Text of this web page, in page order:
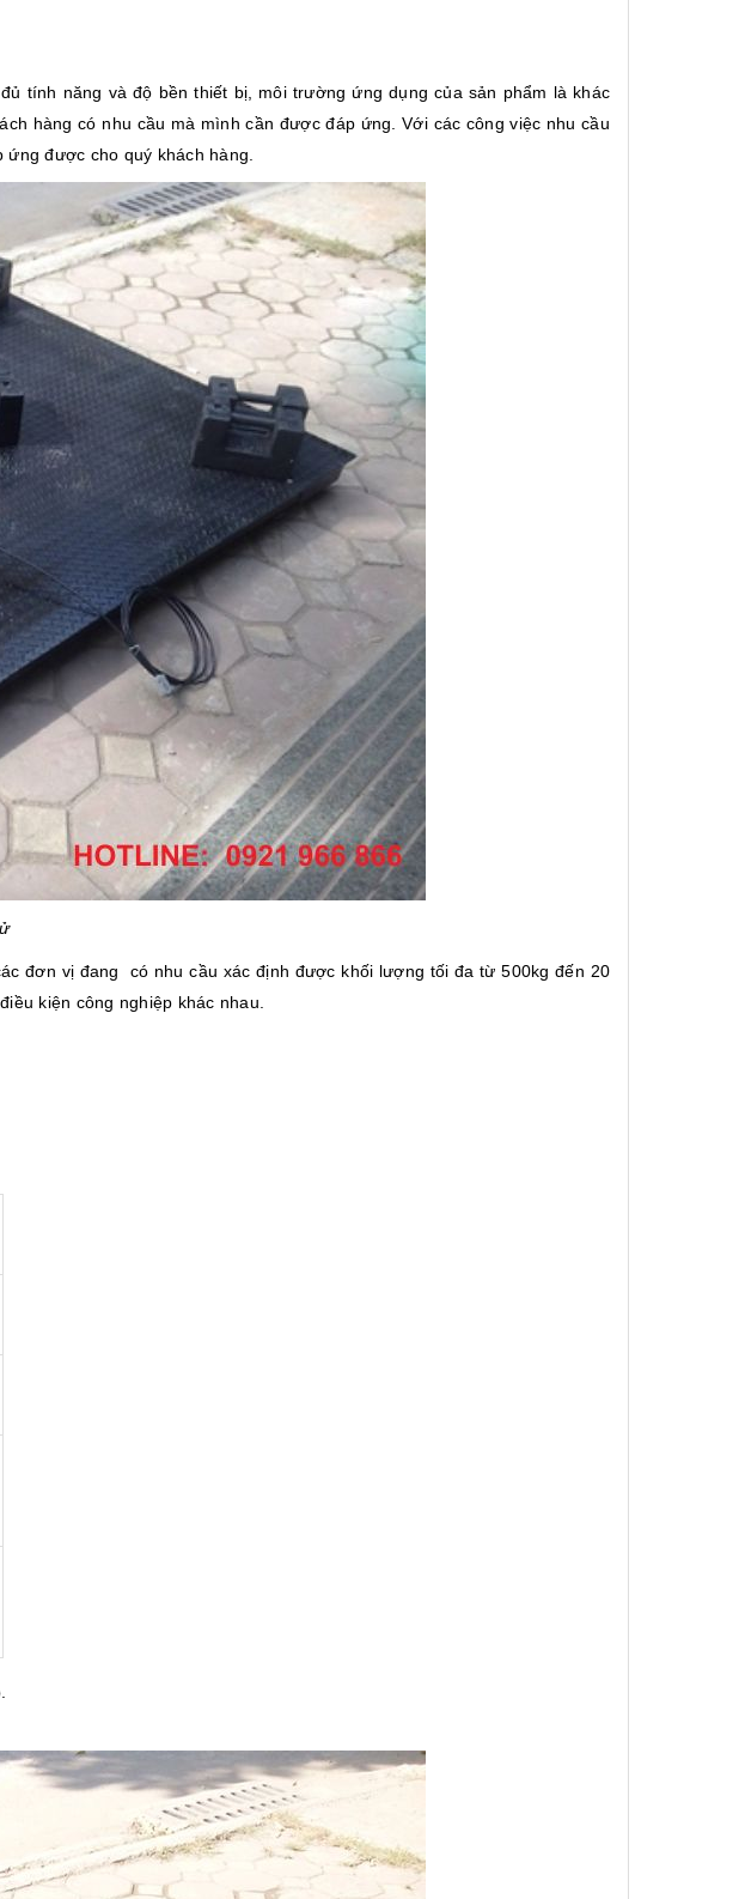
tính năng và độ bền thiết bị, môi trường ứng dụng của sản phẩm là khác
hàng có nhu cầu mà mình cần được đáp ứng. Với các công việc nhu cầu
được cho quý khách hàng.
đơn vị đang có nhu cầu xác định được khối lượng tối đa từ 500kg đến 20
kiện công nghiệp khác nhau.